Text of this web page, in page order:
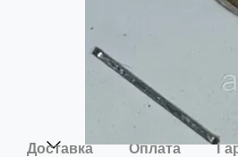
Доставка Оплата